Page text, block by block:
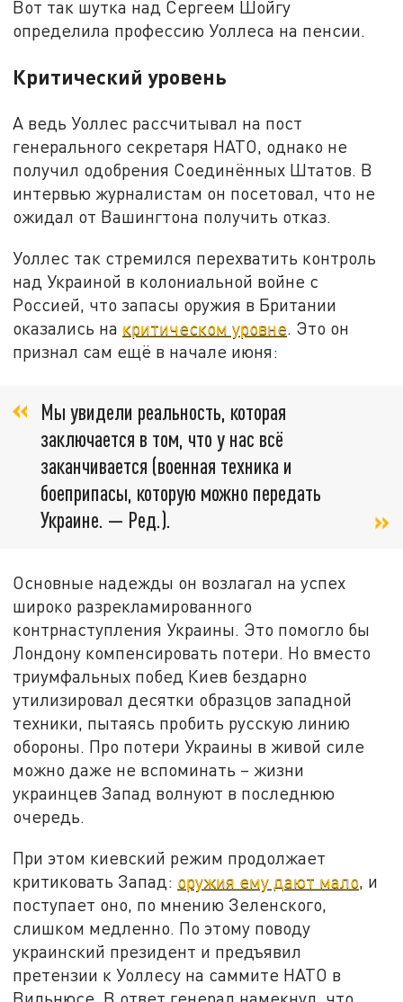
Вот так шутка над Сергеем Шойгу
определила профессию Уоллеса на пенсии.
Критический уровень
А ведь Уоллес рассчитывал на пост
генерального секретаря НАТО, однако не
получил одобрения Соединённых Штатов. В
интервью журналистам он посетовал, что не
ожидал от Вашингтона получить отказ.
Уоллес так стремился перехватить контроль
над Украиной в колониальной войне с
Россией, что запасы оружия в Британии
оказались на критическом уровне. Это он
признал сам ещё в начале июня:
Мы увидели реальность, которая
заключается в том, что у нас всё
заканчивается (военная техника и
боеприпасы, которую можно передать
Украине. — Ред.).
Основные надежды он возлагал на успех
широко разрекламированного
контрнаступления Украины. Это помогло бы
Лондону компенсировать потери. Но вместо
триумфальных побед Киев бездарно
утилизировал десятки образцов западной
техники, пытаясь пробить русскую линию
обороны. Про потери Украины в живой силе
можно даже не вспоминать – жизни
украинцев Запад волнуют в последнюю
очередь.
При этом киевский режим продолжает
критиковать Запад: оружия ему дают мало, и
поступает оно, по мнению Зеленского,
слишком медленно. По этому поводу
украинский президент и предъявил
претензии к Уоллесу на саммите НАТО в